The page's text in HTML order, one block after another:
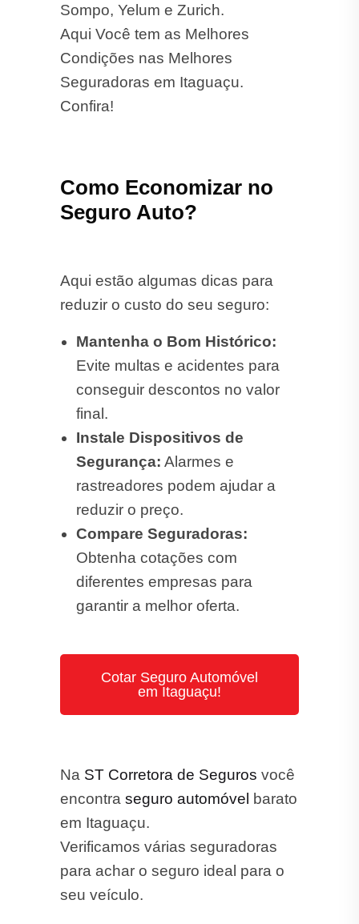
Seguradoras em Itaguaçu.
Confira!
Como Economizar no
Aqui estão algumas dicas para
Mantenha o Bom Histórico:
Evite multas e acidentes para
final.
Instale Dispositivos de
Segurança:Alarmes e
rastreadores podem ajudar a
reduzir o preço.
Compare Seguradoras:
Obtenha cotações com
diferentes empresas para
garantir a melhor oferta.
Cotar Seguro Automóvel
ST Corretora de Seguros
Verificamos várias seguradoras
para achar o seguro ideal para o
seu veículo.